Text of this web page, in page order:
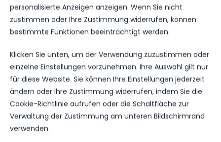
personalisierte Anzeigen anzeigen. Wenn Sie nicht
zustimmen oder Ihre Zustimmung widerrufen, können
bestimmte Funktionen beeinträchtigt werden.
Klicken Sie unten, um der Verwendung zuzustimmen oder
einzelne Einstellungen vorzunehmen. Ihre Auswahl gilt nur
für diese Website. Sie können Ihre Einstellungen jederzeit
ändern oder Ihre Zustimmung widerrufen, indem Sie die
Cookie-Richtlinie aufrufen oder die Schaltfläche zur
Verwaltung der Zustimmung am unteren Bildschirmrand
verwenden.
DAS KÖNNTE DICH
AUCH INTERESSIEREN.
1.MÄNNER